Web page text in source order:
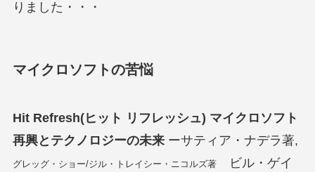
りました・・・
マイクロソフトの苦悩
Hit Refresh(ヒット リフレッシュ) マイクロソフト
再興とテクノロジーの未来ーサティア・ナデラ著,
グレッグ・ショー/ジル・トレイシー・ニコルズ著ビル・ゲイ